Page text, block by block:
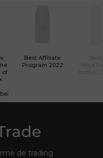
of
Best Affiliate
Program 2022
de trading